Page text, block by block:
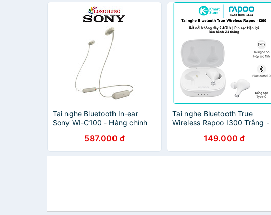
Tai nghe Bluetooth In-ear
Sony WI-C100 - Hàng chính
587.000 đ
Tai nghe Bluetooth True
Wireless Rapoo I300 Trắng -
149.000 đ